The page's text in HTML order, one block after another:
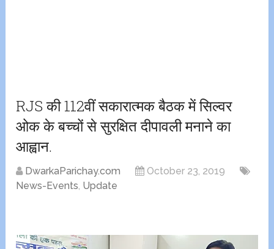
RJS की 112वीं सकारात्मक बैठक में सिल्वर
ओक के बच्चों से सुरक्षित दीपावली मनाने का
आह्वान.
DwarkaParichay.com
October 23, 2019
News-Events, Update